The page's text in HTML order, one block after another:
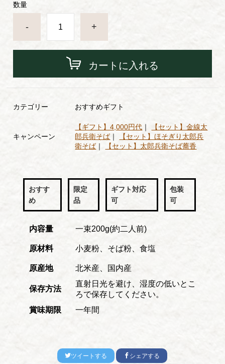
数量
- +
カートに入れる
カテゴリー おすすめギフト
キャンペーン
【ギフト】4,000円代 ｜
【セット】金線太
郎兵衛そば｜
【セット】ほそぎり太郎兵
衛そば｜ 【セット】太郎兵衛そば蕎香
おすす
め
限定
品
ギフト対応
可
包装
可
内容量 一束200g(約二人前)
原材料 小麦粉、そば粉、食塩
原産地 北米産、国内産
保存方法
直射日光を避け、湿度の低いとこ
ろで保存してください。
賞味期限
一年間
ツイートする シェアする